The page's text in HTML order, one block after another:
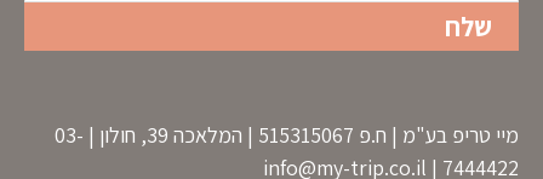
מיי טריפ בע"מ | ח.פ 515315067 | המלאכה 39, חולון | 03-
7444422 |
info@my-trip.co.il